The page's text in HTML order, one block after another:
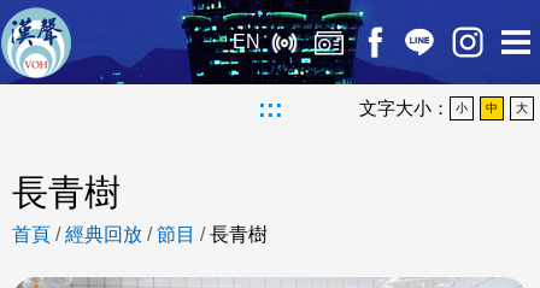
EN
::: 文字大小： 小 中 大
長青樹
首頁 /經典回放 /節目 /長青樹